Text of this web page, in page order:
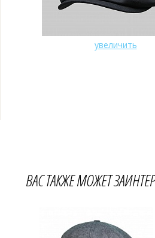
увеличить
ВАС ТАКЖЕ МОЖЕТ